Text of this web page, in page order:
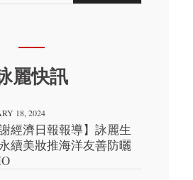
麗快訊
18, 2024
謝經濟日報報導】詠麗生
續美妝推海洋友善防曬